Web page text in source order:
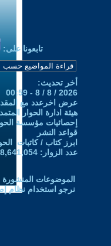
تابعونا على:
أخر تحديث:
2026 / 8 / 8 - 00:59
عرض اخرعدد مع
هيئة ادارة الحوار
إحصائيات مؤسسة
قواعد النشر
ابرز كتاب / كاتبات
عدد الزوار: 3,428,641,054
الموضوعات المنشورة
نرجو استخدام نظام